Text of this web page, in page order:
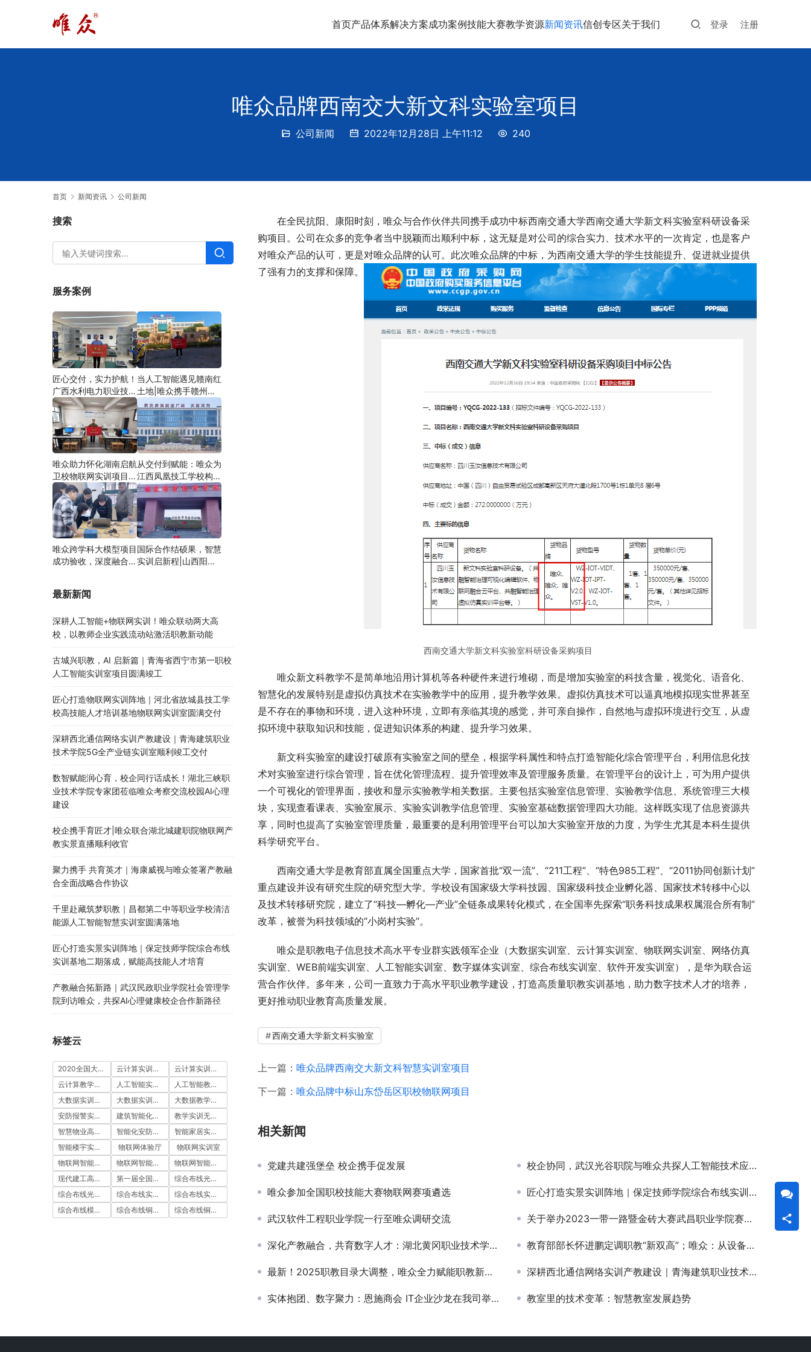
首页产品体系解决方案成功案例技能大赛教学资源新闻资讯信创专区关于我们 登录 注册
唯众品牌西南交大新文科实验室项目
公司新闻 2022年12月28日 上午11:12 240
首页 新闻资讯 公司新闻
在全民抗阳、康阳时刻，唯众与合作伙伴共同携手成功中标西南交通大学西南交通大学新文科实验室科研设备采
购项目。公司在众多的竞争者当中脱颖而出顺利中标，这无疑是对公司的综合实力、技术水平的一次肯定，也是客户
对唯众产品的认可，更是对唯众品牌的认可。此次唯众品牌的中标，为西南交通大学的学生技能提升、促进就业提供
了强有力的支撑和保障。
西南交通大学新文科实验室科研设备采购项目
唯众新文科教学不是简单地沿用计算机等各种硬件来进行堆砌，而是增加实验室的科技含量，视觉化、语音化、
智慧化的发展特别是虚拟仿真技术在实验教学中的应用，提升教学效果。虚拟仿真技术可以逼真地模拟现实世界甚至
是不存在的事物和环境，进入这种环境，立即有亲临其境的感觉，并可亲自操作，自然地与虚拟环境进行交互，从虚
拟环境中获取知识和技能，促进知识体系的构建、提升学习效果。
新文科实验室的建设打破原有实验室之间的壁垒，根据学科属性和特点打造智能化综合管理平台，利用信息化技
术对实验室进行综合管理，旨在优化管理流程、提升管理效率及管理服务质量。在管理平台的设计上，可为用户提供
一个可视化的管理界面，接收和显示实验教学相关数据。主要包括实验室信息管理、实验教学信息、系统管理三大模
块，实现查看课表、实验室展示、实验实训教学信息管理、实验室基础数据管理四大功能。这样既实现了信息资源共
享，同时也提高了实验室管理质量，最重要的是利用管理平台可以加大实验室开放的力度，为学生尤其是本科生提供
科学研究平台。
西南交通大学是教育部直属全国重点大学，国家首批“双一流”、“211工程”、“特色985工程”、“2011协同创新计划”
重点建设并设有研究生院的研究型大学。学校设有国家级大学科技园、国家级科技企业孵化器、国家技术转移中心以
及技术转移研究院，建立了“科技—孵化—产业”全链条成果转化模式，在全国率先探索“职务科技成果权属混合所有制”
改革，被誉为科技领域的“小岗村实验”。
唯众是职教电子信息技术高水平专业群实践领军企业（大数据实训室、云计算实训室、物联网实训室、网络仿真
实训室、WEB前端实训室、人工智能实训室、数字媒体实训室、综合布线实训室、软件开发实训室），是华为联合运
营合作伙伴。多年来，公司一直致力于高水平职业教学建设，打造高质量职教实训基地，助力数字技术人才的培养，
更好推动职业教育高质量发展。
西南交通大学新文科实验室
上一篇： 唯众品牌西南交大新文科智慧实训室项目
下一篇： 唯众品牌中标山东岱岳区职校物联网项目
相关新闻
党建共建强堡垒 校企携手促发展 校企协同，武汉光谷职院与唯众共探人工智能技术应用专业发展新路径
唯众参加全国职校技能大赛物联网赛项遴选 匠心打造实景实训阵地｜保定技师学院综合布线实训基地二期落成，赋能高技能人才培育
武汉软件工程职业学院一行至唯众调研交流 关于举办2023一带一路暨金砖大赛武昌职业学院赛区比赛（4个赛项）的报到通知
深化产教融合，共育数字人才：湖北黄冈职业技术学院与唯众携手打造“教学-实训-就业”一体化新生态 教育部部长怀进鹏定调职教“新双高”；唯众：从设备供给到生态赋能，做职教高质量发展 “同行者”
最新！2025职教目录大调整，唯众全力赋能职教新专业 深耕西北通信网络实训产教建设｜青海建筑职业技术学院5G全产业链实训室顺利竣工交付
实体抱团、数字聚力：恩施商会 IT企业沙龙在我司举行！ 教室里的技术变革：智慧教室发展趋势
搜索
服务案例
匠心交付，实力护航！
广西水利电力职业技术
学院智慧建筑综合布线
实训项目圆满落地
当人工智能遇见赣南红
土地|唯众携手赣州农
校，开辟涉农职教
“AI+农业”新路径
唯众助力怀化湖南启航
卫校物联网实训项目圆
满交付，共筑医工融合
人才培养新生态
从交付到赋能：唯众为
江西凤凰技工学校构建
“教、学、做”一体化网
络实训环境
唯众跨学科大模型项目
成功验收，深度融合边
级
国际合作结硕果，智慧
实训启新程|山西阳泉
最新新闻
深耕人工智能+物联网实训！唯众联动两大高
校，以教师企业实践流动站激活职教新动能
古城兴职教，AI 启新篇｜青海省西宁市第一职校
人工智能实训室项目圆满竣工
匠心打造物联网实训阵地｜河北省故城县技工学
校高技能人才培训基地物联网实训室圆满交付
深耕西北通信网络实训产教建设｜青海建筑职业
技术学院5G全产业链实训室顺利竣工交付
数智赋能润心育，校企同行话成长！湖北三峡职
业技术学院专家团莅临唯众考察交流校园AI心理
建设
校企携手育匠才|唯众联合湖北城建职院物联网产
教实景直播顺利收官
聚力携手 共育英才｜海康威视与唯众签署产教融
合全面战略合作协议
千里赴藏筑梦职教｜昌都第二中等职业学校清洁
能源人工智能智慧实训室圆满落地
匠心打造实景实训阵地｜保定技师学院综合布线
实训基地二期落成，赋能高技能人才培育
产教融合拓新路｜武汉民政职业学院社会管理学
院到访唯众，共探AI心理健康校企合作新路径
标签云
2020全国大学生5G技术及应用大赛 云计算实训室建设方案
云计算实训平台
云计算教学平台
人工智能实训室建设方案
人工智能教学平台
大数据实训室建设方案
大数据实训平台
大数据教学平台
安防报警实训装置
建筑智能化实训室
教学实训无人机
智慧物业高水平实训基地
智能化安防实训室
智能家居实训室建设方案
智能楼宇实训室建设方案
物联网体验厅
物联网实训室
物联网智能农业沙盘
物联网智能家居实训室
物联网智能家居实训系统
现代建工高水平职教实习实训基地
第一届全国技能大赛
综合布线光缆实训台
综合布线光缆实训装置
综合布线实训室
综合布线实训室建设方案
综合布线模拟墙
综合布线铜缆实训台 综合布线铜缆实训装置